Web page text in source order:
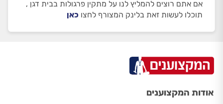
אם אתם רוצים להמליץ לנו על מתקין פרגולות בבית דגן ,
תוכלו לעשות זאת בלינק המצורף לחצו כאן
אודות המקצוענים